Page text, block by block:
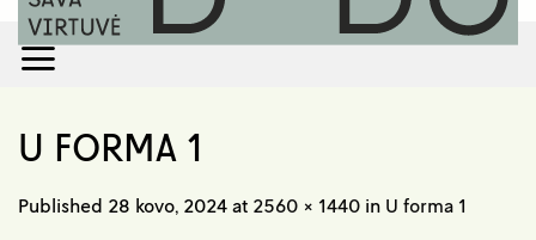
U FORMA 1
Published 28 kovo, 2024 at 2560 × 1440 in U forma 1